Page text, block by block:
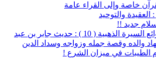
خاصة وإلى القراء عامة
: العقيدة والتوحيد
جديد !!
قطوف من روائع السيرة الذهبية ( 10 ) : حديث جابر بن عبد
والده وقصة جمله وزواجه وسداد الدين
الطيبات في ميزان الشرع !